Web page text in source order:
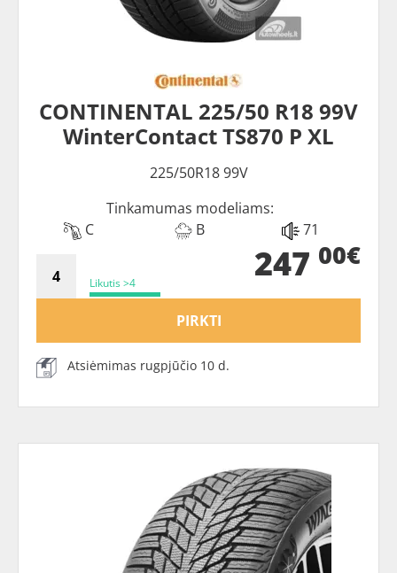
CONTINENTAL 225/50 R18 99V
WinterContact TS870 P XL
225/50R18 99V
Tinkamumas modeliams:
C
B 71
Likutis >4 247 00€
PIRKTI
Atsiėmimas rugpjūčio 10 d.